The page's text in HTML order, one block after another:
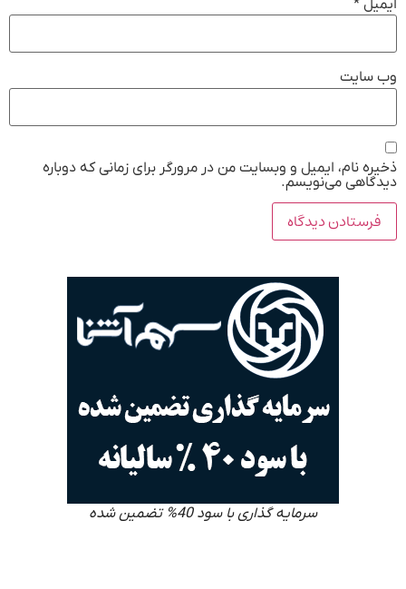
ایمیل *
وب‌ سایت
ذخیره نام، ایمیل و وبسایت من در مرورگر برای زمانی که دوباره
دیدگاهی می‌نویسم.
سرمایه گذاری با سود 40% تضمین شده